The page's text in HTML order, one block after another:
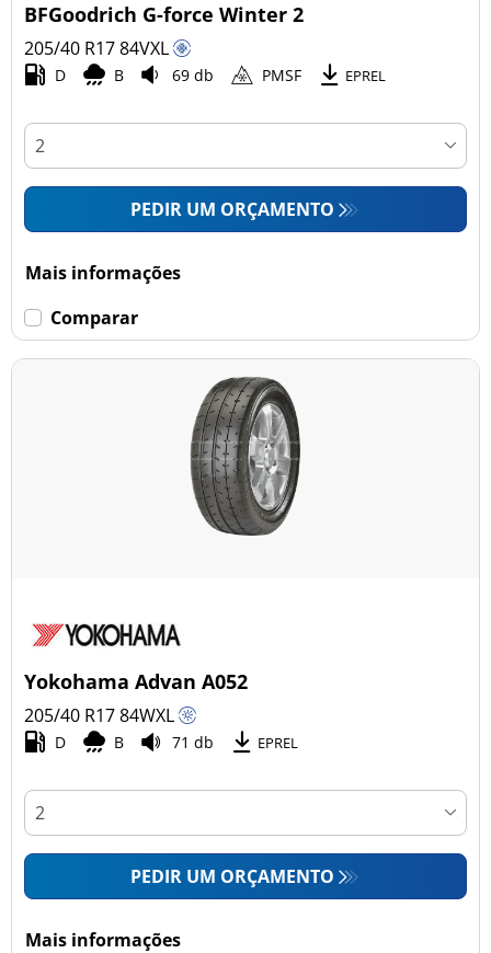
BFGoodrich G-force Winter 2
205/40 R1784VXL
D B 69 db PMSF EPREL
PEDIR UM ORÇAMENTO
Mais informações
Comparar
Yokohama Advan A052
205/40 R1784WXL
D B 71 db EPREL
PEDIR UM ORÇAMENTO
Mais informações